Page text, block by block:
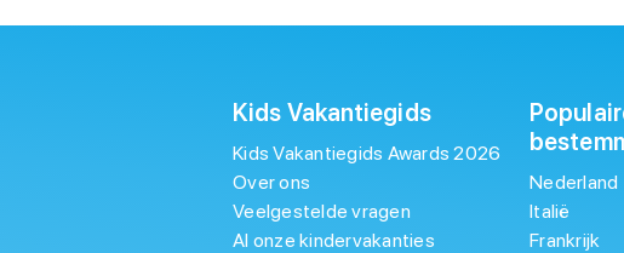
Kids Vakantiegids
Kids Vakantiegids Awards 2026
Over ons
Veelgestelde vragen
Al onze kindervakanties
Nederland
Italië
Frankrijk